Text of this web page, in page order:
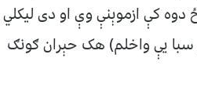
کې ازموېنې وې او دی لیکلي
سبا یې واخلم) هک حېران ګونګ